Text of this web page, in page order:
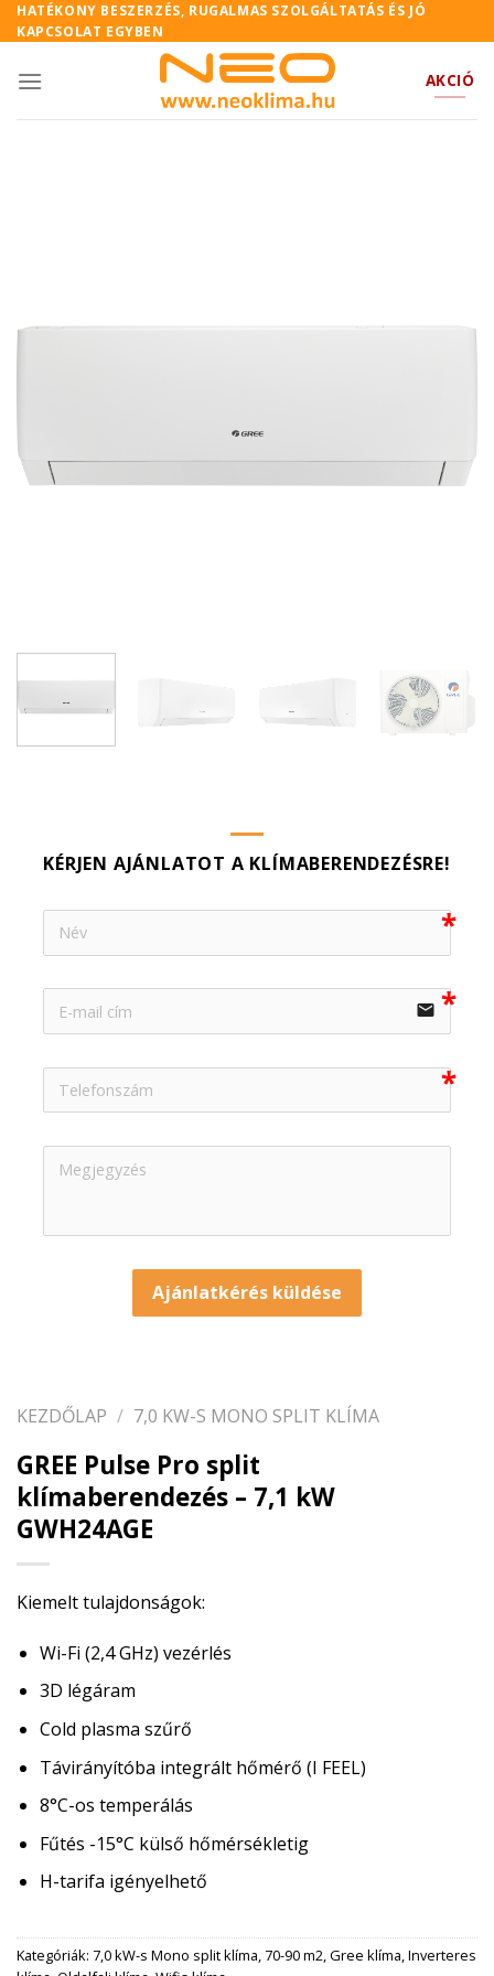
Skip
to
HATÉKONY BESZERZÉS, RUGALMAS SZOLGÁLTATÁS ÉS JÓ
KAPCSOLAT EGYBEN
AKCIÓ
KÉRJEN AJÁNLATOT A KLÍMABERENDEZÉSRE!
email
Ajánlatkérés küldése
KEZDŐLAP / 7,0 KW-S MONO SPLIT KLÍMA
GREE Pulse Pro split
klímaberendezés – 7,1 kW
GWH24AGE
Kiemelt tulajdonságok:
Wi-Fi (2,4 GHz) vezérlés
3D légáram
Cold plasma szűrő
Távirányítóba integrált hőmérő (I FEEL)
8°C-os temperálás
Fűtés -15°C külső hőmérsékletig
H-tarifa igényelhető
Kategóriák: 7,0 kW-s Mono split klíma, 70-90 m2,Gree klíma,Inverteres